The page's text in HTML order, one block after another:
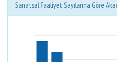
Sanatsal Faaliyet Sayılarına Göre